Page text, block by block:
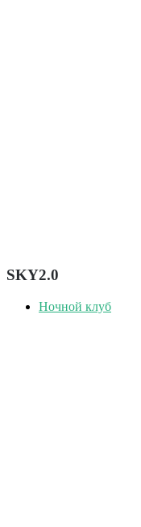
SKY2.0
Ночной клуб